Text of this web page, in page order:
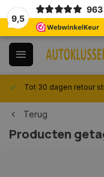
9,5
963
Tot 30 dagen retour
Terug
Producten